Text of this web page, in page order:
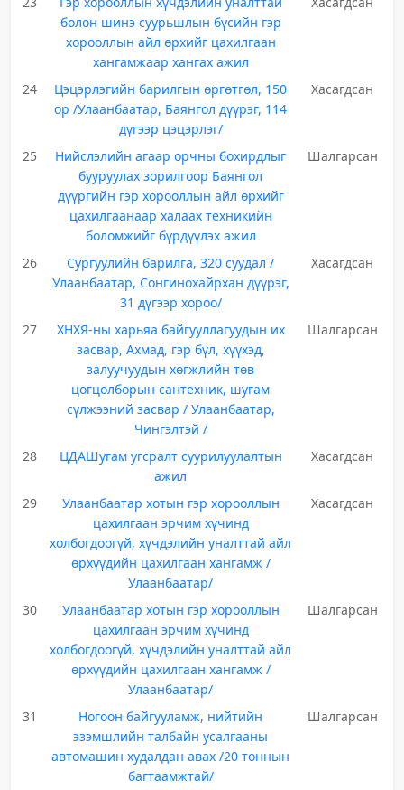
болон шинэ суурьшлын бүсийн гэр
хорооллын айл өрхийг цахилгаан
хангамжаар хангах ажил
24
Цэцэрлэгийн барилгын өргөтгөл, 150
ор /Улаанбаатар, Баянгол дүүрэг, 114
дүгээр цэцэрлэг/
Хасагдсан
25
Нийслэлийн агаар орчны бохирдлыг
бууруулах зорилгоор Баянгол
дүүргийн гэр хорооллын айл өрхийг
цахилгаанаар халаах техникийн
боломжийг бүрдүүлэх ажил
Шалгарсан
26
Сургуулийн барилга, 320 суудал /
Улаанбаатар, Сонгинохайрхан дүүрэг,
31 дүгээр хороо/
Хасагдсан
27
ХНХЯ-ны харьяа байгууллагуудын их
засвар, Ахмад, гэр бүл, хүүхэд,
залуучуудын хөгжлийн төв
цогцолборын сантехник, шугам
сүлжээний засвар / Улаанбаатар,
Чингэлтэй /
Шалгарсан
28
ЦДАШугам угсралт суурилуулалтын
ажил
Хасагдсан
29
Улаанбаатар хотын гэр хорооллын
цахилгаан эрчим хүчинд
холбогдоогүй, хүчдэлийн уналттай айл
өрхүүдийн цахилгаан хангамж /
Улаанбаатар/
Хасагдсан
30
Улаанбаатар хотын гэр хорооллын
цахилгаан эрчим хүчинд
холбогдоогүй, хүчдэлийн уналттай айл
өрхүүдийн цахилгаан хангамж /
Улаанбаатар/
Шалгарсан
31
Ногоон байгууламж, нийтийн
эзэмшлийн талбайн усалгааны
автомашин худалдан авах /20 тоннын
багтаамжтай/
Шалгарсан